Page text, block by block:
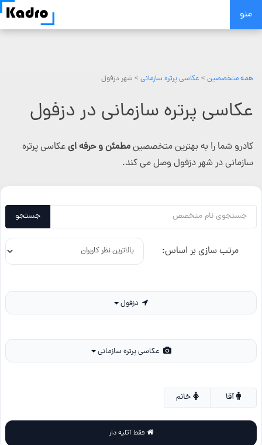
Skip
منو
همه متخصصین > عکاسی پرتره سازمانی > شهر دزفول
عکاسی پرتره سازمانی در دزفول
کادرو شما را به بهترین متخصصینمطمئن و حرفه ایعکاسی پرتره
سازمانی در شهر دزفول وصل می کند.
جستجو
مرتب سازی بر اساس:
خانم